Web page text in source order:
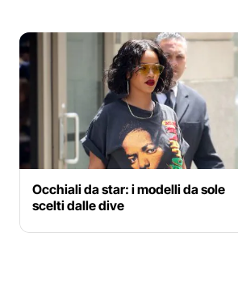
Occhiali da star: i modelli da sole
scelti dalle dive